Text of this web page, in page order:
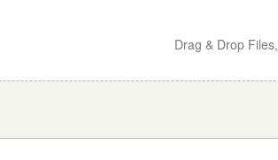
Drag & Drop Files,